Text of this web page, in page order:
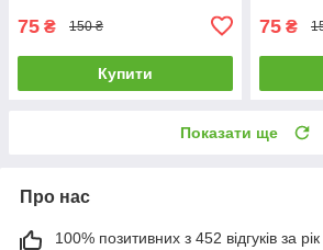
75 ₴ 150 ₴
Купити
75 ₴
Показати ще
Про нас
100% позитивних з 452 відгуків за рік